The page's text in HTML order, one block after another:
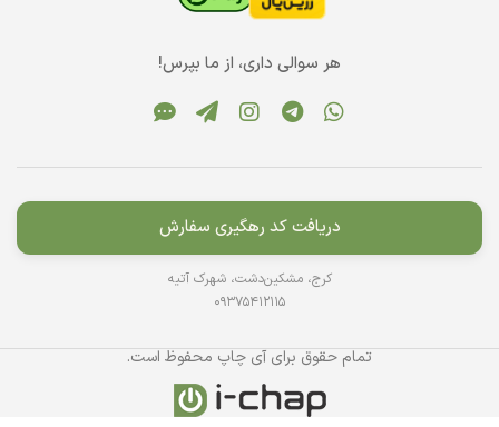
هر سوالی داری، از ما بپرس!
دریافت کد رهگیری سفارش
کرج، مشکین‌دشت، شهرک آتیه
09375412115
تمام حقوق برای آی چاپ محفوظ است.